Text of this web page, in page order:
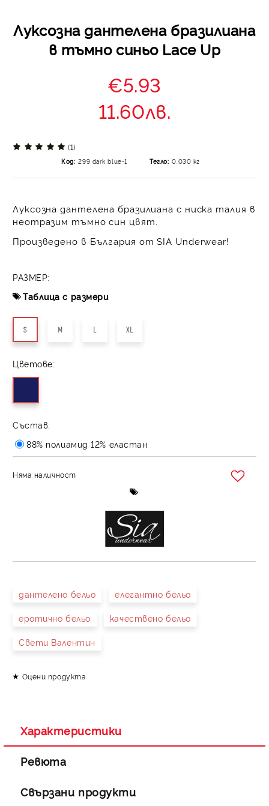
Луксозна дантелена бразилиана
в тъмно синьо Lace Up
€5.93
11.60лв.
(1)
Код: 299 dark blue-1 Тегло: 0.030 кг
Луксозна дантелена бразилиана с ниска талия в
неотразим тъмно син цвят.
Произведено в България от SIA Underwear!
РАЗМЕР:
Таблица с размери
S M L XL
Цветове:
Състав:
88% полиамид 12% еластан
Няма наличност
дантелено бельо елегантно бельо
еротично бельо качествено бельо
Свети Валентин
Оцени продукта
Характеристики
Ревюта
Свързани продукти